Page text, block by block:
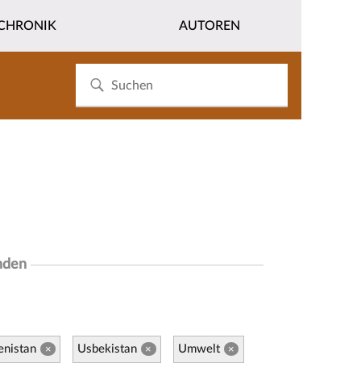
AUTOREN
× Usbekistan × Umwelt ×